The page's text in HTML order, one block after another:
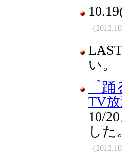
（
い。
『
TV
10/
した
（